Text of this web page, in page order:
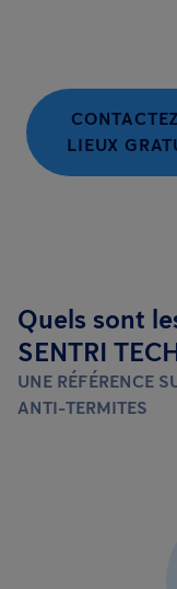
LIEUX
Quels sont
SENTRI
UNE RÉFÉRENCE
ANTI-TERMITES